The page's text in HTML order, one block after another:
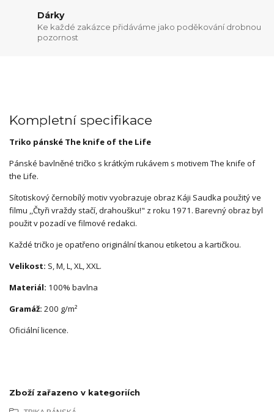
Dárky
Ke každé zakázce přidáváme jako poděkování drobnou
pozornost
Kompletní specifikace
Triko pánské The knife of the Life
Pánské bavlněné tričko s krátkým rukávem s motivem The knife of
the Life.
Sítotiskový černobílý motiv vyobrazuje obraz Káji Saudka použitý ve
filmu ,,Čtyři vraždy stačí, drahoušku!" z roku 1971. Barevný obraz byl
použit v pozadí ve filmové redakci.
Každé tričko je opatřeno originální tkanou etiketou a kartičkou.
Velikost: S, M, L, XL, XXL.
Materiál: 100% bavlna
Gramáž: 200 g/m²
Oficiální licence.
Zboží zařazeno v kategoriích